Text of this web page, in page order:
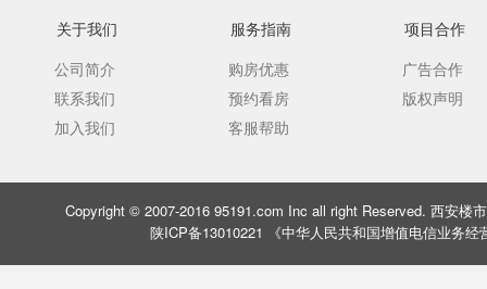
关于我们
公司简介
联系我们
加入我们
服务指南
购房优惠
预约看房
客服帮助
项目合作
广告合作
版权声明
Copyright © 2007-2016 95191.com Inc all right Reserved. 西安楼
陕ICP备13010221 《中华人民共和国增值电信业务经